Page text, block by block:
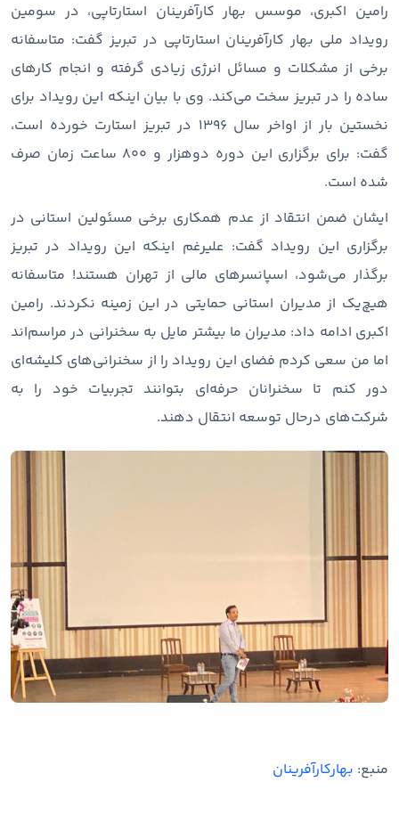
رامین اکبری، موسس بهار کارآفرینان استارتاپی، در سومین
رویداد ملی بهار کارآفرینان استارتاپی در تبریز گفت: متاسفانه
برخی از مشکلات و مسائل انرژی زیادی گرفته و انجام کارهای
ساده را در تبریز سخت می‌کند. وی با بیان اینکه این رویداد برای
نخستین بار از اواخر سال 1396 در تبریز استارت خورده است،
گفت: برای برگزاری این دوره دوهزار و 800 ساعت زمان صرف
شده است.
ایشان ضمن انتقاد از عدم همکاری برخی مسئولین استانی در
برگزاری این رویداد گفت: علیرغم اینکه این رویداد در تبریز
برگذار می‌شود، اسپانسرهای مالی از تهران هستند! متاسفانه
هیچ‌یک از مدیران استانی حمایتی در این زمینه نکردند. رامین
اکبری ادامه داد: مدیران ما بیشتر مایل به سخنرانی در مراسم‌اند
اما من سعی کردم فضای این رویداد را از سخنرانی‌های کلیشه‌ای
دور کنم تا سخنرانان حرفه‌ای بتوانند تجربیات خود را به
شرکت‌های درحال توسعه انتقال دهند.
منبع: بهارکارآفرینان